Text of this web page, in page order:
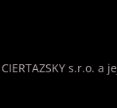
s.r.o. a